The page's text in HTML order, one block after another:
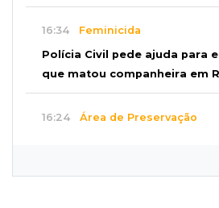
16:34 Feminicida
Polícia Civil pede ajuda para
que matou companheira em
16:24 Área de Preservação